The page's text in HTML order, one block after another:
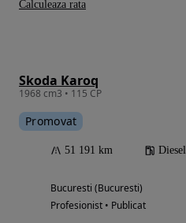
Skoda Karoq
1968 cm3 • 115 CP
Promovat
51 191 km Diesel
Bucuresti (Bucuresti)
Profesionist • Publicat
Calculeaza rata